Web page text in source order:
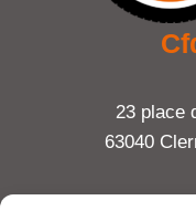
23 place
63040